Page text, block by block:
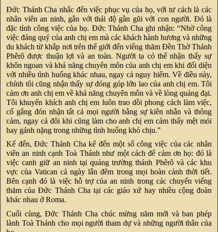
Đức Thánh Cha nhắc đến việc phục vụ của họ, với tư cách là các
nhân viên an ninh, gắn với thái độ gần gũi với con người. Đó là
đặc tính công việc của họ. Đức Thánh Cha ghi nhận: “Nhờ công
việc đáng quý của anh chị em mà các khách hành hương và những
du khách từ khắp nơi trên thế giới đến viếng thăm Đền Thờ Thánh
Phêrô được thuận lợi và an toàn. Người ta có thể nhận thấy sự
khôn ngoan và khả năng chuyên môn của anh chị em khi đối diện
với nhiều tình huống khác nhau, ngay cả nguy hiểm. Về điều này,
chính tôi cũng nhận thấy sự đóng góp lớn lao của anh chị em. Tôi
cảm ơn anh chị em về khả năng chuyên môn và về lòng quảng đại.
Tôi khuyến khích anh chị em luôn trao dồi phong cách làm việc,
cố gắng đón nhận tất cả mọi người bằng sự kiên nhẫn và thông
cảm, ngay cả đôi khi cũng làm cho anh chị em cảm thấy mệt mỏi
hay gánh nặng trong những tình huống khó chịu.”
Kế đến, Đức Thánh Cha kể đến một số công việc của các nhân
viên an ninh cạnh Toà Thánh như một cách để cảm ơn họ: đó là
việc canh giữ an ninh tại quảng trường thánh Phêrô và các khu
vực của Vatican cả ngày lẫn đêm trong mọi hoàn cảnh thời tiết.
Bên cạnh đó là việc hỗ trợ của an ninh trong các chuyến viếng
thăm của Đức Thánh Cha tại các giáo xứ hay nhiều cộng đoàn
khác nhau ở Roma.
Cuối cùng, Đức Thánh Cha chúc mừng năm mới và ban phép
lành Toà Thánh cho mọi người tham dự và những người thân của